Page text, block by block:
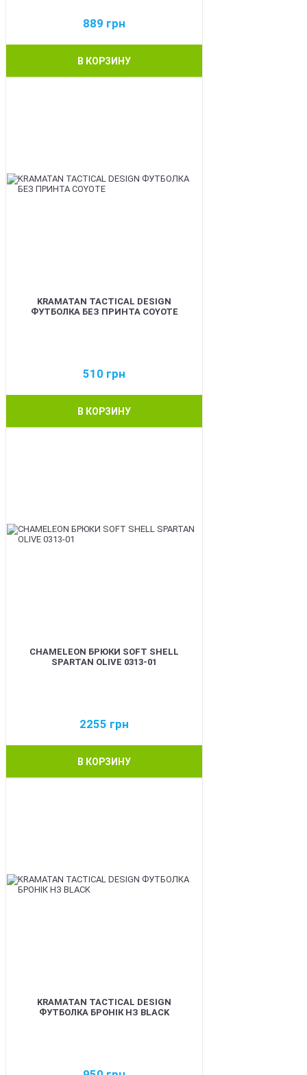
889 грн
В КОРЗИНУ
KRAMATAN TACTICAL DESIGN
ФУТБОЛКА БЕЗ ПРИНТА COYOTE
510 грн
В КОРЗИНУ
CHAMELEON БРЮКИ SOFT SHELL
SPARTAN OLIVE 0313-01
2255 грн
В КОРЗИНУ
KRAMATAN TACTICAL DESIGN
ФУТБОЛКА БРОНІК НЗ BLACK